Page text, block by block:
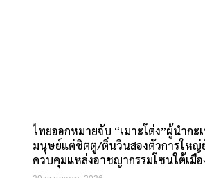
ไทยออกหมายจับ “เมาะโต่ง”ผู้นำกะ
มนุษย์แต่ชิตตู/ติ่นวินสองตัวการใหญ่
ควบคุมแหล่งอาชญากรรมโซนใต้เมือ